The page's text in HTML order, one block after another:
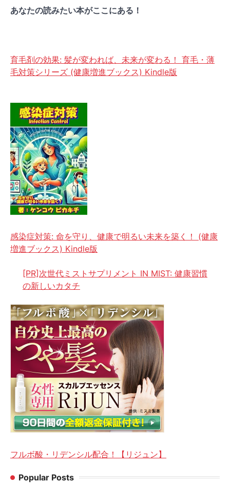
あなたの読みたい本がここにある！
育毛剤の効果: 髪が変われば、未来が変わる！ 育毛・薄
毛対策シリーズ (健康増進ブックス) Kindle版
感染症対策: 命を守り、健康で明るい未来を築く！ (健康
増進ブックス) Kindle版
[PR]次世代ミストサプリメント IN MIST: 健康習慣
の新しいカタチ
フルボ酸・リデンシル配合！【リジュン】
Popular Posts